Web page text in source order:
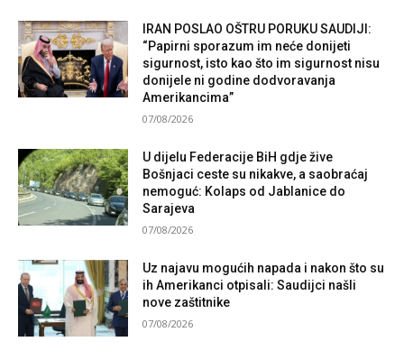
IRAN POSLAO OŠTRU PORUKU SAUDIJI:
“Papirni sporazum im neće donijeti
sigurnost, isto kao što im sigurnost nisu
donijele ni godine dodvoravanja
Amerikancima”
07/08/2026
U dijelu Federacije BiH gdje žive
Bošnjaci ceste su nikakve, a saobraćaj
nemoguć: Kolaps od Jablanice do
Sarajeva
07/08/2026
Uz najavu mogućih napada i nakon što su
ih Amerikanci otpisali: Saudijci našli
nove zaštitnike
07/08/2026